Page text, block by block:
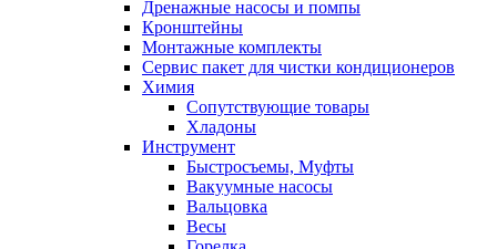
Дренажные насосы и помпы
Кронштейны
Монтажные комплекты
Сервис пакет для чистки кондиционеров
Химия
Сопутствующие товары
Хладоны
Инструмент
Быстросъемы, Муфты
Вакуумные насосы
Вальцовка
Весы